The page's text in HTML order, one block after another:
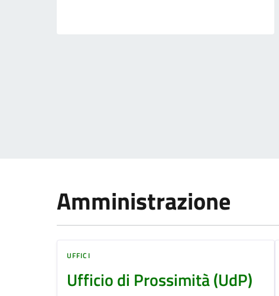
Amministrazione
UFFICI
Ufficio di Prossimità (UdP)